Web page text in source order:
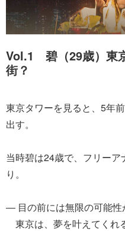
Vol.1 碧（29歳）東
街？
東京タワーを見ると、5年
出す。
当時碧は24歳で、フリー
り。
― 目の前には無限の可能性
東京は、夢を叶えてくれ